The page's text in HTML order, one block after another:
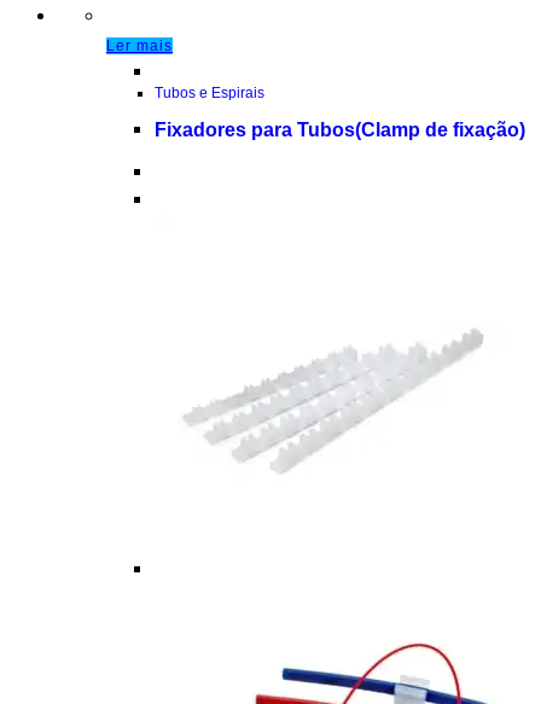
Ler mais
Tubos e Espirais
Fixadores para Tubos(Clamp de fixação)